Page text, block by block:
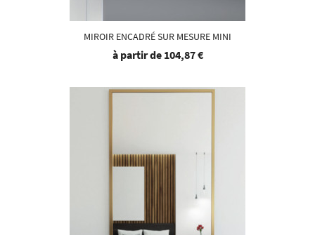
MIROIR ENCADRÉ SUR MESURE MINI
à partir de 104,87 €